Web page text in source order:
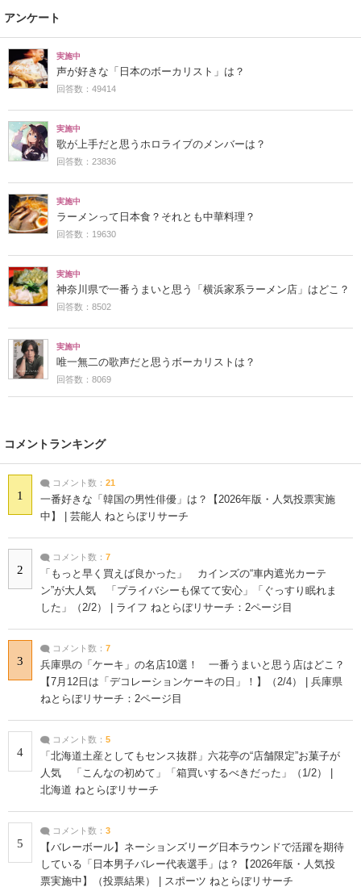
アンケート
実施中
声が好きな「日本のボーカリスト」は？
回答数：49414
実施中
歌が上手だと思うホロライブのメンバーは？
回答数：23836
実施中
ラーメンって日本食？それとも中華料理？
回答数：19630
実施中
神奈川県で一番うまいと思う「横浜家系ラーメン店」はどこ？
回答数：8502
実施中
唯一無二の歌声だと思うボーカリストは？
回答数：8069
コメントランキング
1
コメント数： 21
一番好きな「韓国の男性俳優」は？【2026年版・人気投票実施
中】 | 芸能人 ねとらぼリサーチ
2
コメント数： 7
「もっと早く買えば良かった」 カインズの“車内遮光カーテ
ン”が大人気 「プライバシーも保てて安心」「ぐっすり眠れま
した」（2/2） | ライフ ねとらぼリサーチ：2ページ目
3
コメント数： 7
兵庫県の「ケーキ」の名店10選！ 一番うまいと思う店はどこ？
【7月12日は「デコレーションケーキの日」！】（2/4） | 兵庫県
ねとらぼリサーチ：2ページ目
4
コメント数： 5
「北海道土産としてもセンス抜群」六花亭の“店舗限定”お菓子が
人気 「こんなの初めて」「箱買いするべきだった」（1/2） |
北海道 ねとらぼリサーチ
5
コメント数： 3
【バレーボール】ネーションズリーグ日本ラウンドで活躍を期待
している「日本男子バレー代表選手」は？【2026年版・人気投
票実施中】（投票結果） | スポーツ ねとらぼリサーチ